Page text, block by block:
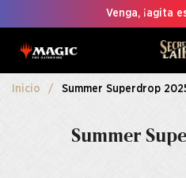
Venga, ¡agita
Inicio Summer Superdrop
Summer